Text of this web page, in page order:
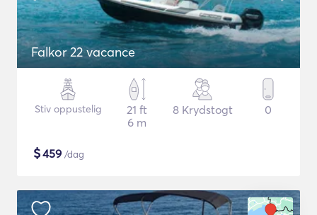
Falkor 22 vacance
Stiv oppustelig
21 ft
6 m
8 Krydstogt 0
$459 /dag